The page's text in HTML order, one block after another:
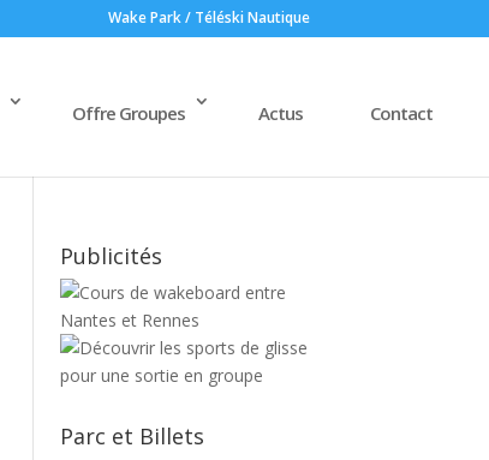
Wake Park / Téléski Nautique
Offre Groupes Actus Contact
Publicités
Parc et Billets